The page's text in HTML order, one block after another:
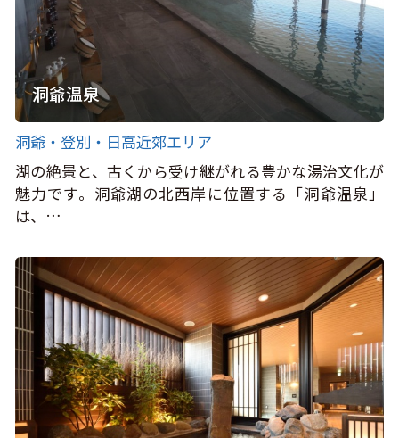
洞爺温泉
洞爺・登別・日高近郊エリア
湖の絶景と、古くから受け継がれる豊かな湯治文化が
魅力です。洞爺湖の北西岸に位置する「洞爺温泉」
は、…